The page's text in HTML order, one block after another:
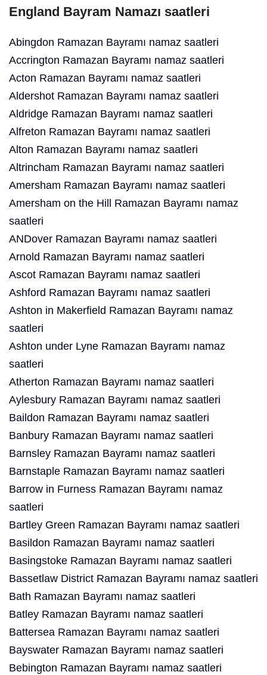
England Bayram Namazı saatleri
Abingdon Ramazan Bayramı namaz saatleri
Accrington Ramazan Bayramı namaz saatleri
Acton Ramazan Bayramı namaz saatleri
Aldershot Ramazan Bayramı namaz saatleri
Aldridge Ramazan Bayramı namaz saatleri
Alfreton Ramazan Bayramı namaz saatleri
Alton Ramazan Bayramı namaz saatleri
Altrincham Ramazan Bayramı namaz saatleri
Amersham Ramazan Bayramı namaz saatleri
Amersham on the Hill Ramazan Bayramı namaz
saatleri
ANDover Ramazan Bayramı namaz saatleri
Arnold Ramazan Bayramı namaz saatleri
Ascot Ramazan Bayramı namaz saatleri
Ashford Ramazan Bayramı namaz saatleri
Ashton in Makerfield Ramazan Bayramı namaz
saatleri
Ashton under Lyne Ramazan Bayramı namaz
saatleri
Atherton Ramazan Bayramı namaz saatleri
Aylesbury Ramazan Bayramı namaz saatleri
Baildon Ramazan Bayramı namaz saatleri
Banbury Ramazan Bayramı namaz saatleri
Barnsley Ramazan Bayramı namaz saatleri
Barnstaple Ramazan Bayramı namaz saatleri
Barrow in Furness Ramazan Bayramı namaz
saatleri
Bartley Green Ramazan Bayramı namaz saatleri
Basildon Ramazan Bayramı namaz saatleri
Basingstoke Ramazan Bayramı namaz saatleri
Bassetlaw District Ramazan Bayramı namaz saatleri
Bath Ramazan Bayramı namaz saatleri
Batley Ramazan Bayramı namaz saatleri
Battersea Ramazan Bayramı namaz saatleri
Bayswater Ramazan Bayramı namaz saatleri
Bebington Ramazan Bayramı namaz saatleri